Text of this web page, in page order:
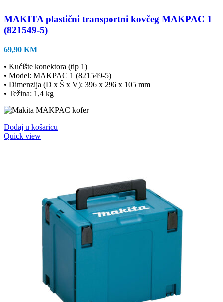
MAKITA plastični transportni kovčeg MAKPAC 1
(821549-5)
69,90 KM
• Kućište konektora (tip 1)
• Model: MAKPAC 1 (821549-5)
• Dimenzija (D x Š x V): 396 x 296 x 105 mm
• Težina: 1,4 kg
Dodaj u košaricu
Quick view